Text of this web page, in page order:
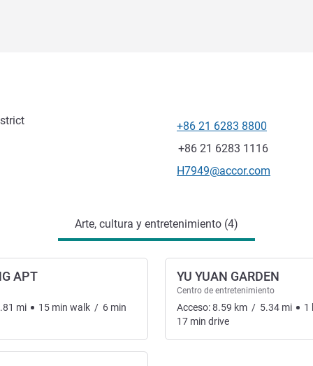
Teléfono
+86 21 6283 8800
Fax
+86 21 6283 1116
Correo electrónico de
H7949@accor.com
Arte, cultura y entretenimiento (4)
APT
mi 15 min walk / 6 min
YU YUAN GARDEN
Centro de entretenimiento
Acceso:8.59 km / 5.34 mi 1
17 min drive